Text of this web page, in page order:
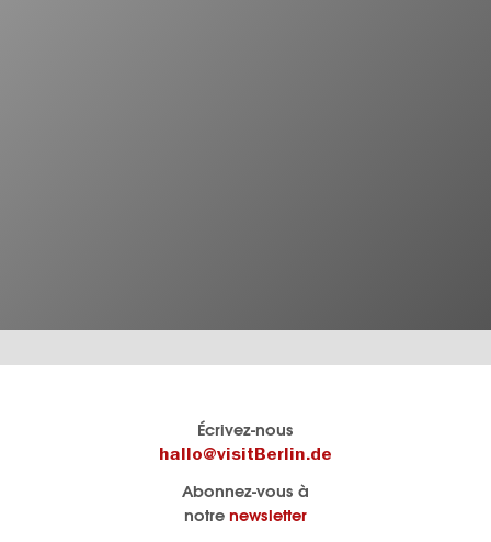
Écrivez-nous
hallo@visitBerlin.de
Abonnez-vous à
notre newsletter